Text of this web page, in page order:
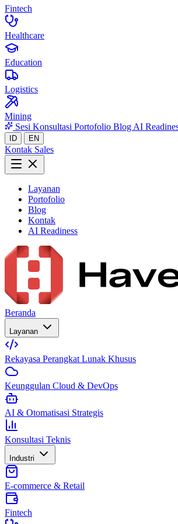
Fintech
Healthcare
Education
Logistics
Mining
Sesi Konsultasi Portofolio Blog AI
ID EN
Kontak Sales
Layanan
Portofolio
Blog
Kontak
AI Readiness
Beranda
Layanan
Rekayasa Perangkat Lunak Khusus
Keunggulan Cloud & DevOps
AI & Otomatisasi Strategis
Konsultasi Teknis
Industri
E-commerce & Retail
Fintech